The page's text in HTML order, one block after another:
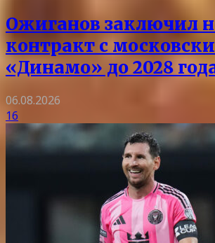
Ожиганов заключил
контракт с
«Динамо» до 2028
06.08.2026
16